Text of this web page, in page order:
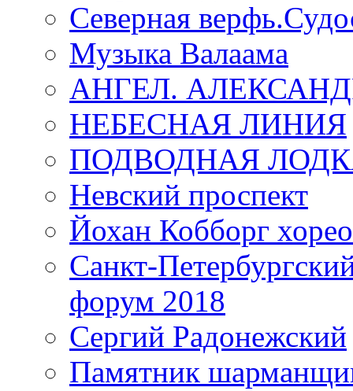
Северная
Музыка Валаама
АНГЕЛ.
НЕБЕСНАЯ ЛИНИЯ
ПОДВОДНАЯ
Невский проспект
Йохан Кобборг
Санкт-
форум 2018
Сергий Радонежский
Памятник